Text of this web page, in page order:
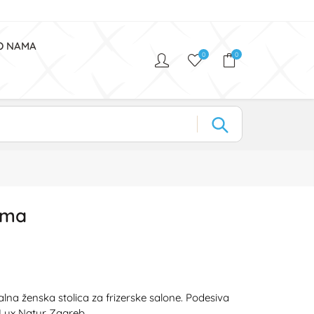
NAMA
0 0
ženska stolica za frizerske salone. Podesiva